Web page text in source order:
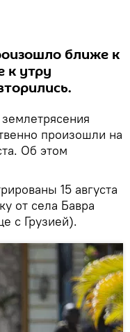
ближе к
к утру
произошли на
Об этом
15 августа
от села Бавра
с Грузией).